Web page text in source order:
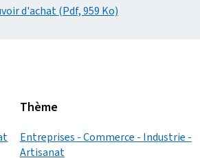
d'achat (Pdf, 959 Ko)
Thème
Entreprises - Commerce - Industrie -
Artisanat